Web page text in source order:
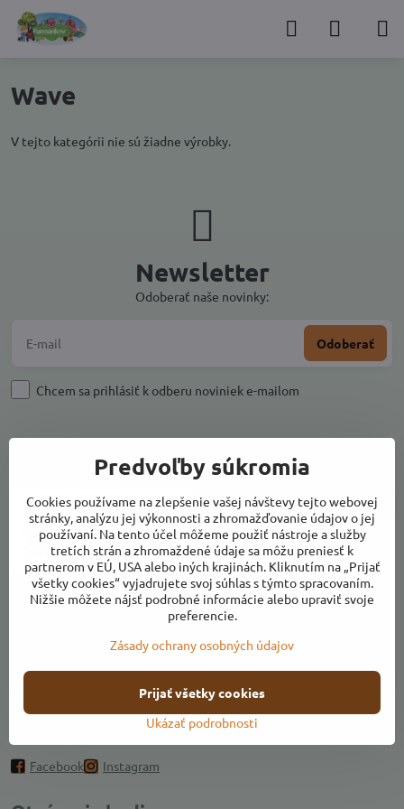
Wave
V tejto kategórii nie sú žiadne výrobky.
Newsletter
Odoberať naše novinky:
Odoberať
Chcem sa prihlásiť k odberu noviniek e-mailom
Adresa:
Ulica k Váhu, areál Farmárikovo, 018 53 Bolešov
farmarikovo​@farmarik​.sk
+421 917 141 409
Pridajte sa k nám
Facebook Instagram
Predvoľby súkromia
Cookies používame na zlepšenie vašej návštevy tejto webovej
stránky, analýzu jej výkonnosti a zhromažďovanie údajov o jej
používaní. Na tento účel môžeme použiť nástroje a služby
tretích strán a zhromaždené údaje sa môžu preniesť k
partnerom v EÚ, USA alebo iných krajinách. Kliknutím na „Prijať
všetky cookies“ vyjadrujete svoj súhlas s týmto spracovaním.
Nižšie môžete nájsť podrobné informácie alebo upraviť svoje
preferencie.
Zásady ochrany osobných údajov
Ukázať podrobnosti
Prijať všetky cookies